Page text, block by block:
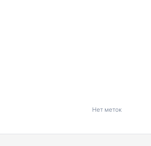
Нет меток